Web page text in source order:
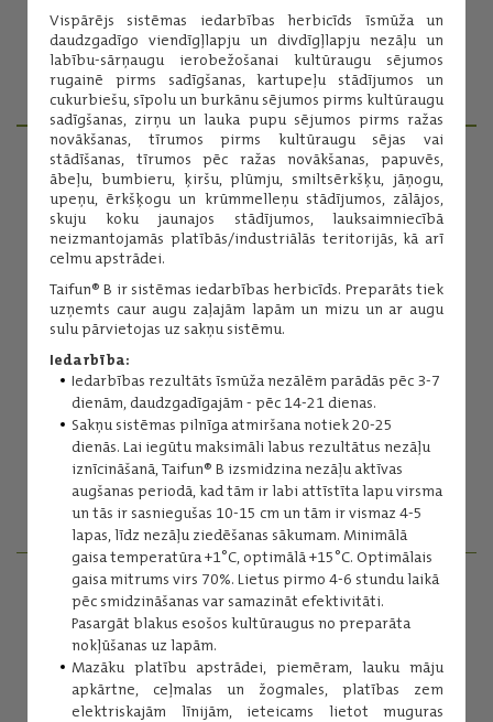
Vispārējs sistēmas iedarbības herbicīds īsmūža un
daudzgadīgo viendīgļlapju un divdīgļlapju nezāļu un
labību-sārņaugu ierobežošanai kultūraugu sējumos
rugainē pirms sadīgšanas, kartupeļu stādījumos un
cukurbiešu, sīpolu un burkānu sējumos pirms kultūraugu
sadīgšanas, zirņu un lauka pupu sējumos pirms ražas
novākšanas, tīrumos pirms kultūraugu sējas vai
stādīšanas, tīrumos pēc ražas novākšanas, papuvēs,
ābeļu, bumbieru, ķiršu, plūmju, smiltsērkšķu, jāņogu,
upeņu, ērkšķogu un krūmmelleņu stādījumos, zālājos,
skuju koku jaunajos stādījumos, lauksaimniecībā
neizmantojamās platībās/industriālās teritorijās, kā arī
celmu apstrādei.
Taifun® B ir sistēmas iedarbības herbicīds. Preparāts tiek
uzņemts caur augu zaļajām lapām un mizu un ar augu
sulu pārvietojas uz sakņu sistēmu.
Iedarbība:
Iedarbības rezultāts īsmūža nezālēm parādās pēc 3-7
dienām, daudzgadīgajām - pēc 14-21 dienas.
Sakņu sistēmas pilnīga atmiršana notiek 20-25
dienās. Lai iegūtu maksimāli labus rezultātus nezāļu
iznīcināšanā, Taifun® B izsmidzina nezāļu aktīvas
augšanas periodā, kad tām ir labi attīstīta lapu virsma
un tās ir sasniegušas 10-15 cm un tām ir vismaz 4-5
lapas, līdz nezāļu ziedēšanas sākumam. Minimālā
gaisa temperatūra +1°C, optimālā +15°C. Optimālais
gaisa mitrums virs 70%. Lietus pirmo 4-6 stundu laikā
pēc smidzināšanas var samazināt efektivitāti.
Pasargāt blakus esošos kultūraugus no preparāta
nokļūšanas uz lapām.
Mazāku platību apstrādei, piemēram, lauku māju
apkārtne, ceļmalas un žogmales, platības zem
elektriskajām līnijām, ieteicams lietot muguras
Iepakojums:
5 l
Ražotājs:ADAMA
Lasīt vairāk
PRODUKTU MENEDŽERI
Inese Kuniga
Augu aizsardzības līdzekļi
(+371) 29254276
inese.kuniga@balticagrolv.com
AGRONOMI - REĢIONĀLIE MENEDŽERI
SAZINIES